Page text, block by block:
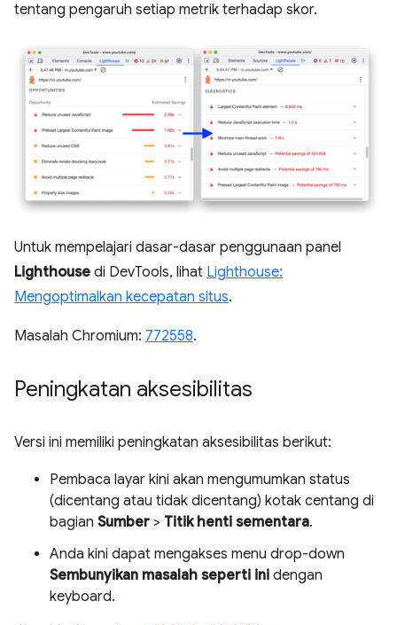
tentang pengaruh setiap metrik terhadap skor.
Untuk mempelajari dasar-dasar penggunaan panel
Lighthouse di DevTools, lihat Lighthouse:
Mengoptimalkan kecepatan situs.
Masalah Chromium: 772558.
Peningkatan aksesibilitas
Versi ini memiliki peningkatan aksesibilitas berikut:
Pembaca layar kini akan mengumumkan status
(dicentang atau tidak dicentang) kotak centang di
bagian Sumber > Titik henti sementara.
Anda kini dapat mengakses menu drop-down
Sembunyikan masalah seperti ini dengan
keyboard.